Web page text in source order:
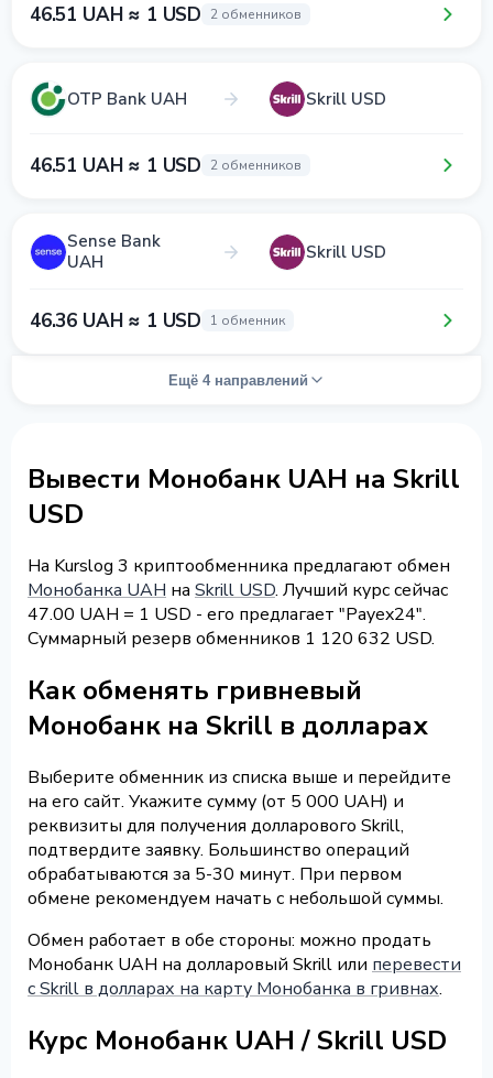
46.51 UAH ≈ 1 USD 2 обменников
OTP Bank UAH Skrill USD
46.51 UAH ≈ 1 USD 2 обменников
Sense Bank
UAH
Skrill USD
46.36 UAH ≈ 1 USD 1 обменник
Ещё 4 направлений
Вывести Монобанк UAH на Skrill
USD
На Kurslog 3 криптообменника предлагают обмен
Монобанка UAH на Skrill USD. Лучший курс сейчас
47.00 UAH = 1 USD - его предлагает "Payex24".
Суммарный резерв обменников 1 120 632 USD.
Как обменять гривневый
Монобанк на Skrill в долларах
Выберите обменник из списка выше и перейдите
на его сайт. Укажите сумму (от 5 000 UAH) и
реквизиты для получения долларового Skrill,
подтвердите заявку. Большинство операций
обрабатываются за 5-30 минут. При первом
обмене рекомендуем начать с небольшой суммы.
Обмен работает в обе стороны: можно продать
Монобанк UAH на долларовый Skrill или перевести
с Skrill в долларах на карту Монобанка в гривнах.
Курс Монобанк UAH / Skrill USD